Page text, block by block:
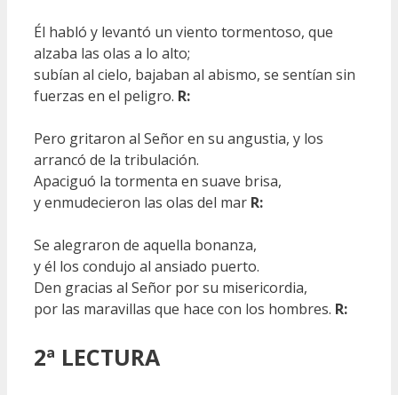
Él habló y levantó un viento tormentoso, que
alzaba las olas a lo alto;
subían al cielo, bajaban al abismo, se sentían sin
fuerzas en el peligro. R:
Pero gritaron al Señor en su angustia, y los
arrancó de la tribulación.
Apaciguó la tormenta en suave brisa,
y enmudecieron las olas del mar R:
Se alegraron de aquella bonanza,
y él los condujo al ansiado puerto.
Den gracias al Señor por su misericordia,
por las maravillas que hace con los hombres. R:
2ª LECTURA